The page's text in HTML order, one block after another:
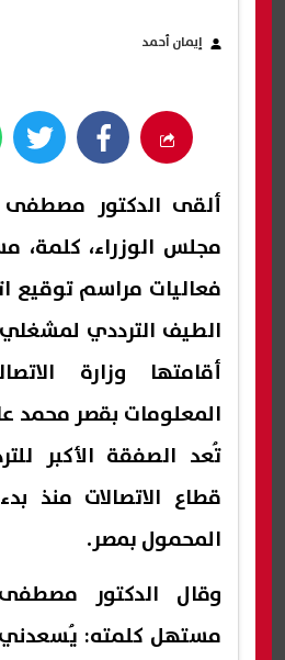
إيمان أحمد
ألقى الدكتور
مجلس الوزراء، كلمة،
فعاليات مراسم توقيع
الطيف الترددي
أقامتها وزارة
المعلومات بقصر محمد
تُعد الصفقة الأكبر
قطاع الاتصالات منذ
المحمول بمصر.
وقال الدكتور
مستهل كلمته: